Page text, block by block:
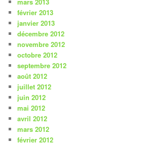
février 2013
janvier 2013
décembre 2012
novembre 2012
octobre 2012
septembre 2012
août 2012
juillet 2012
juin 2012
mai 2012
avril 2012
mars 2012
février 2012